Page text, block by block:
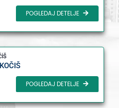
POGLEDAJ DETELJE
POGLEDAJ DETELJE